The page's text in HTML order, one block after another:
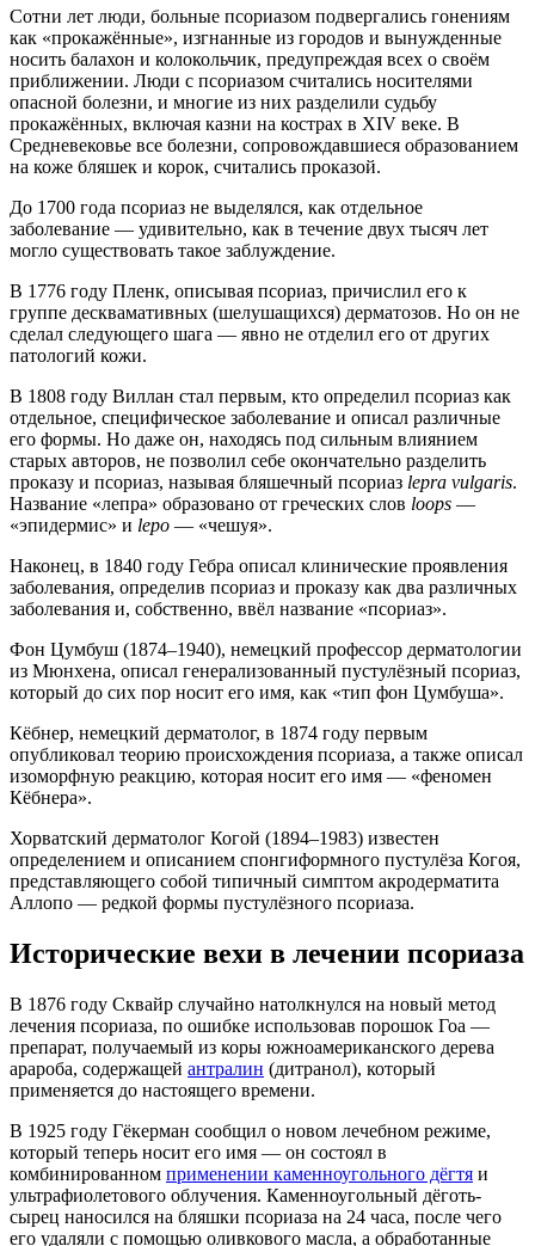
Сотни лет люди, больные псориазом подвергались гонениям
как «прокажённые», изгнанные из городов и вынужденные
носить балахон и колокольчик, предупреждая всех о своём
приближении. Люди с псориазом считались носителями
опасной болезни, и многие из них разделили судьбу
прокажённых, включая казни на кострах в XIV веке. В
Средневековье все болезни, сопровождавшиеся образованием
на коже бляшек и корок, считались проказой.
До 1700 года псориаз не выделялся, как отдельное
заболевание — удивительно, как в течение двух тысяч лет
могло существовать такое заблуждение.
В 1776 году Пленк, описывая псориаз, причислил его к
группе десквамативных (шелушащихся) дерматозов. Но он не
сделал следующего шага — явно не отделил его от других
патологий кожи.
В 1808 году Виллан стал первым, кто определил псориаз как
отдельное, специфическое заболевание и описал различные
его формы. Но даже он, находясь под сильным влиянием
старых авторов, не позволил себе окончательно разделить
проказу и псориаз, называя бляшечный псориаз lepra vulgaris.
Название «лепра» образовано от греческих слов loops —
«эпидермис» и lepo — «чешуя».
Наконец, в 1840 году Гебра описал клинические проявления
заболевания, определив псориаз и проказу как два различных
заболевания и, собственно, ввёл название «псориаз».
Фон Цумбуш (1874–1940), немецкий профессор дерматологии
из Мюнхена, описал генерализованный пустулёзный псориаз,
который до сих пор носит его имя, как «тип фон Цумбуша».
Кёбнер, немецкий дерматолог, в 1874 году первым
опубликовал теорию происхождения псориаза, а также описал
изоморфную реакцию, которая носит его имя — «феномен
Кёбнера».
Хорватский дерматолог Когой (1894–1983) известен
определением и описанием спонгиформного пустулёза Когоя,
представляющего собой типичный симптом акродерматита
Аллопо — редкой формы пустулёзного псориаза.
Исторические вехи в лечении псориаза
В 1876 году Сквайр случайно натолкнулся на новый метод
лечения псориаза, по ошибке использовав порошок Гоа —
препарат, получаемый из коры южноамериканского дерева
арароба, содержащей антралин (дитранол), который
применяется до настоящего времени.
В 1925 году Гёкерман сообщил о новом лечебном режиме,
который теперь носит его имя — он состоял в
комбинированном применении каменноугольного дёгтя и
ультрафиолетового облучения. Каменноугольный дёготь-
сырец наносился на бляшки псориаза на 24 часа, после чего
его удаляли с помощью оливкового масла, а обработанные